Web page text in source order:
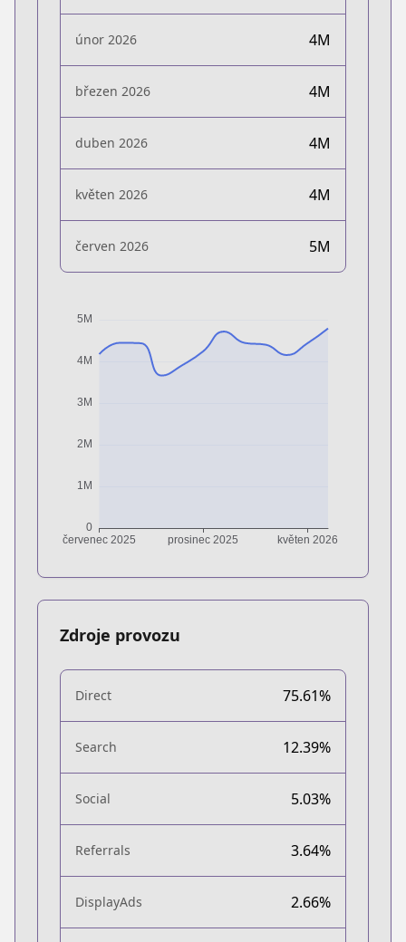
únor 2026 4M
březen 2026 4M
duben 2026 4M
květen 2026 4M
červen 2026 5M
Zdroje provozu
Direct 75.61%
Search 12.39%
Social 5.03%
Referrals 3.64%
DisplayAds 2.66%